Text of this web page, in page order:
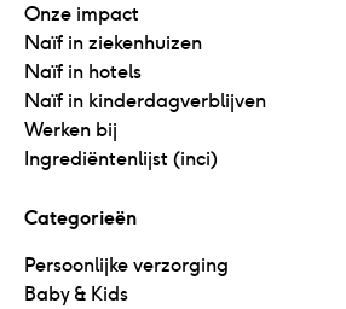
Onze impact
Naïf in ziekenhuizen
Naïf in hotels
Naïf in kinderdagverblijven
Werken bij
Ingrediëntenlijst (inci)
Categorieën
Persoonlijke verzorging
Baby & Kids